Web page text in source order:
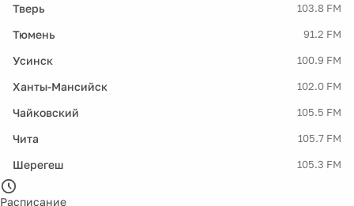
Тверь 103.8 FM
Тюмень 91.2 FM
Усинск 100.9 FM
Ханты-Мансийск 102.0 FM
Чайковский 105.5 FM
Чита 105.7 FM
Шерегеш 105.3 FM
Расписание